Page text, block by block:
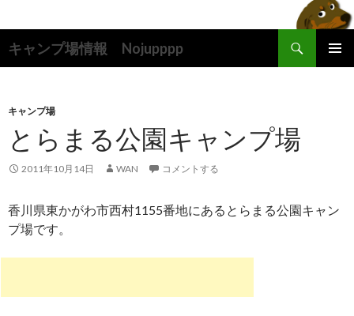
キャンプ場情報 Nojupppp
索
ン
ツ
へ
ス
プ
キャンプ場
とらまる公園キャンプ場
2011年10月14日 WAN コメントする
香川県東かがわ市西村1155番地にあるとらまる公園キャン
プ場です。